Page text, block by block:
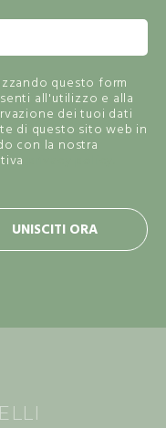
questo form
all'utilizzo e alla
dei tuoi dati
di questo sito web in
con la nostra
UNISCITI ORA